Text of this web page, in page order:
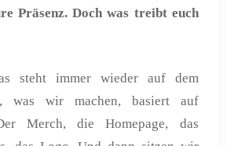
Präsenz. Doch was treibt euch
steht immer wieder auf dem
was wir machen, basiert auf
Merch, die Homepage, das